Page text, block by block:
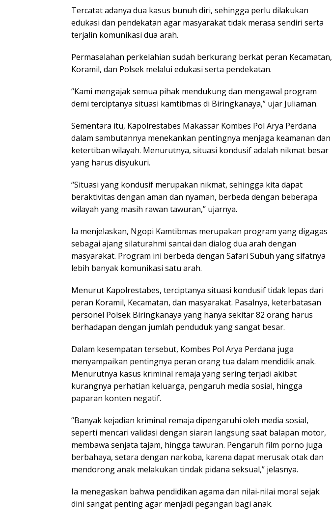
Tercatat adanya dua kasus bunuh diri, sehingga perlu dilakukan
edukasi dan pendekatan agar masyarakat tidak merasa sendiri serta
terjalin komunikasi dua arah.
Permasalahan perkelahian sudah berkurang berkat peran Kecamatan,
Koramil, dan Polsek melalui edukasi serta pendekatan.
“Kami mengajak semua pihak mendukung dan mengawal program
demi terciptanya situasi kamtibmas di Biringkanaya,” ujar Juliaman.
Sementara itu, Kapolrestabes Makassar Kombes Pol Arya Perdana
dalam sambutannya menekankan pentingnya menjaga keamanan dan
ketertiban wilayah. Menurutnya, situasi kondusif adalah nikmat besar
yang harus disyukuri.
“Situasi yang kondusif merupakan nikmat, sehingga kita dapat
beraktivitas dengan aman dan nyaman, berbeda dengan beberapa
wilayah yang masih rawan tawuran,” ujarnya.
Ia menjelaskan, Ngopi Kamtibmas merupakan program yang digagas
sebagai ajang silaturahmi santai dan dialog dua arah dengan
masyarakat. Program ini berbeda dengan Safari Subuh yang sifatnya
lebih banyak komunikasi satu arah.
Menurut Kapolrestabes, terciptanya situasi kondusif tidak lepas dari
peran Koramil, Kecamatan, dan masyarakat. Pasalnya, keterbatasan
personel Polsek Biringkanaya yang hanya sekitar 82 orang harus
berhadapan dengan jumlah penduduk yang sangat besar.
Dalam kesempatan tersebut, Kombes Pol Arya Perdana juga
menyampaikan pentingnya peran orang tua dalam mendidik anak.
Menurutnya kasus kriminal remaja yang sering terjadi akibat
kurangnya perhatian keluarga, pengaruh media sosial, hingga
paparan konten negatif.
“Banyak kejadian kriminal remaja dipengaruhi oleh media sosial,
seperti mencari validasi dengan siaran langsung saat balapan motor,
membawa senjata tajam, hingga tawuran. Pengaruh film porno juga
berbahaya, setara dengan narkoba, karena dapat merusak otak dan
mendorong anak melakukan tindak pidana seksual,” jelasnya.
Ia menegaskan bahwa pendidikan agama dan nilai-nilai moral sejak
dini sangat penting agar menjadi pegangan bagi anak.